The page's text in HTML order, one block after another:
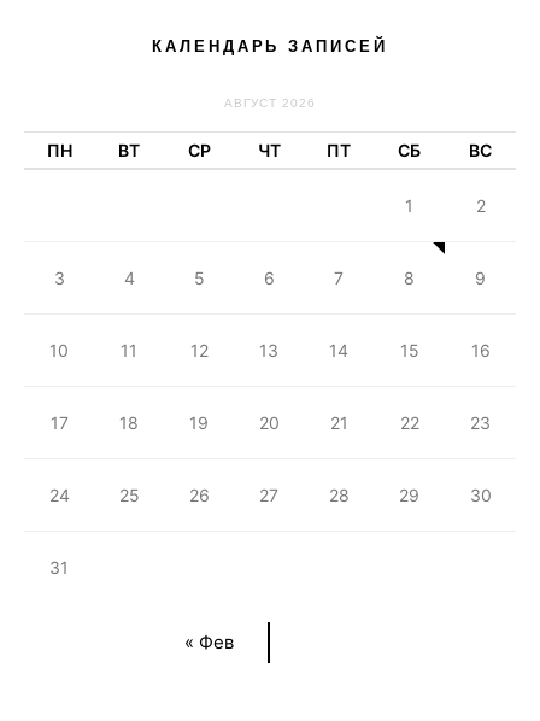
КАЛЕНДАРЬ ЗАПИСЕЙ
АВГУСТ 2026
ПН ВТ СР ЧТ ПТ СБ ВС
« Фев
1 2
3 4 5 6 7 8 9
10 11 12 13 14 15 16
17 18 19 20 21 22 23
24 25 26 27 28 29 30
31